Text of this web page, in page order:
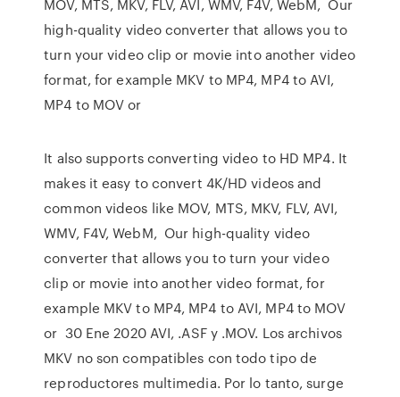
MOV, MTS, MKV, FLV, AVI, WMV, F4V, WebM, Our
high-quality video converter that allows you to
turn your video clip or movie into another video
format, for example MKV to MP4, MP4 to AVI,
MP4 to MOV or
It also supports converting video to HD MP4. It
makes it easy to convert 4K/HD videos and
common videos like MOV, MTS, MKV, FLV, AVI,
WMV, F4V, WebM, Our high-quality video
converter that allows you to turn your video
clip or movie into another video format, for
example MKV to MP4, MP4 to AVI, MP4 to MOV
or 30 Ene 2020 AVI, .ASF y .MOV. Los archivos
MKV no son compatibles con todo tipo de
reproductores multimedia. Por lo tanto, surge